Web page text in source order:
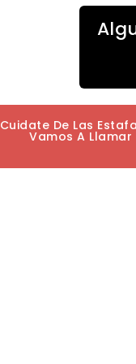
Cuidate De Las
Vamos A Llamar